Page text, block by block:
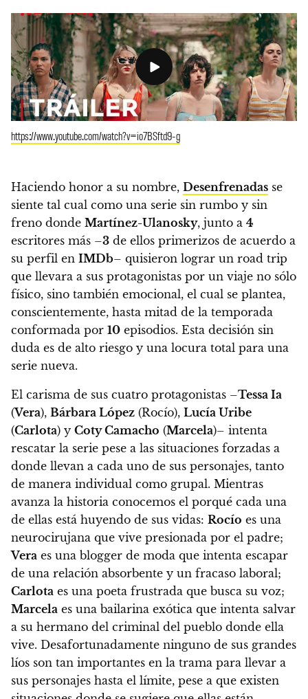
https://www.youtube.com/watch?v=io7BSftd9-g
Haciendo honor a su nombre, Desenfrenadas se
siente tal cual como una serie sin rumbo y sin
freno donde Martínez-Ulanosky, junto a 4
escritores más –3 de ellos primerizos de acuerdo a
su perfil en IMDb– quisieron lograr un road trip
que llevara a sus protagonistas por un viaje no sólo
físico, sino también emocional, el cual se plantea,
conscientemente, hasta mitad de la temporada
conformada por 10 episodios. Esta decisión sin
duda es de alto riesgo y una locura total para una
serie nueva.
El carisma de sus cuatro protagonistas –Tessa Ia
(Vera), Bárbara López (Rocío), Lucía Uribe
(Carlota) y Coty Camacho (Marcela)– intenta
rescatar la serie pese a las situaciones forzadas a
donde llevan a cada uno de sus personajes, tanto
de manera individual como grupal. Mientras
avanza la historia conocemos el porqué cada una
de ellas está huyendo de sus vidas: Rocío es una
neurocirujana que vive presionada por el padre;
Vera es una blogger de moda que intenta escapar
de una relación absorbente y un fracaso laboral;
Carlota es una poeta frustrada que busca su voz;
Marcela es una bailarina exótica que intenta salvar
a su hermano del criminal del pueblo donde ella
vive. Desafortunadamente ninguno de sus grandes
líos son tan importantes en la trama para llevar a
sus personajes hasta el límite, pese a que existen